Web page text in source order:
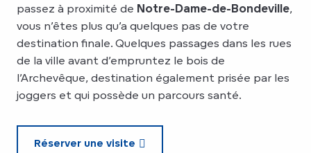
passez à proximité de Notre-Dame-de-Bondeville,
vous n’êtes plus qu’a quelques pas de votre
destination finale. Quelques passages dans les rues
de la ville avant d’empruntez le bois de
l’Archevêque, destination également prisée par les
joggers et qui possède un parcours santé.
Réserver une visite